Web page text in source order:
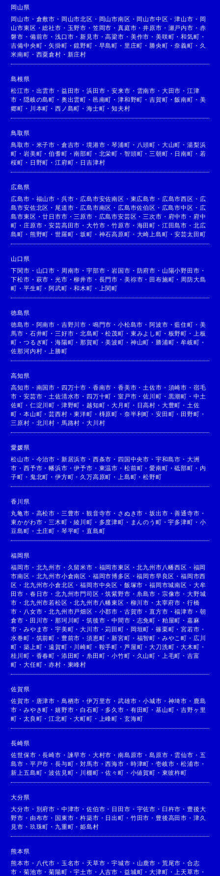
岡山県
岡山市 ・ 倉敷市 ・ 岡山市北区 ・ 岡山市南区 ・ 岡山市中区 ・津山市 ・ 岡
山市東区 ・総社市 ・ 玉野市 ・ 笠岡市 ・真庭市 ・井原市 ・ 瀬戸内市 ・ 赤
磐市 ・ 備前市 ・浅口市 ・新見市 ・高梁市 ・ 美作市 ・ 美咲町 ・和気町 ・
吉備中央町 ・矢掛町 ・鏡野町 ・ 早島町 ・ 里庄町 ・ 勝央町 ・奈義町 ・ 久
米南町 ・ 西粟倉村 ・ 新庄村
島根県
松江市 ・ 出雲市 ・ 益田市 ・浜田市 ・安来市 ・ 雲南市 ・ 大田市 ・ 江津
市 ・隠岐の島町 ・ 奥出雲町 ・ 邑南町 ・津和野町 ・吉賀町 ・飯南町 ・ 美
郷町 ・ 川本町 ・西ノ島町 ・海士町 ・知夫村
鳥取県
鳥取市 ・ 米子市 ・ 倉吉市 ・境港市 ・琴浦町 ・ 八頭町 ・ 大山町 ・ 湯梨浜
町 ・岩美町 ・伯耆町 ・南部町 ・ 北栄町 ・ 智頭町 ・ 三朝町 ・ 日南町 ・ 若
桜町 ・ 日野町 ・江府町 ・ 日吉津村
広島県
広島市 ・ 福山市 ・ 呉市 ・ 広島市安佐南区 ・ 東広島市 ・ 広島市西区 ・ 広
島市安佐北区 ・ 尾道市 ・ 広島市南区 ・ 広島市佐伯区 ・ 広島市中区 ・ 広
島市東区 ・廿日市市 ・ 三原市 ・ 広島市安芸区 ・ 三次市 ・ 府中市 ・ 府中
町 ・ 庄原市 ・安芸高田市 ・大竹市 ・竹原市 ・ 海田町 ・ 江田島市 ・ 北広
島町 ・ 熊野町 ・世羅町 ・坂町 ・ 神石高原町 ・ 大崎上島町 ・安芸太田町
山口県
下関市 ・ 山口市 ・ 周南市 ・宇部市 ・岩国市 ・ 防府市 ・ 山陽小野田市 ・
下松市 ・ 萩市 ・光市 ・柳井市 ・ 長門市 ・ 美祢市 ・ 田布施町 ・ 周防大島
町 ・平生町 ・阿武町 ・和木町 ・ 上関町
徳島県
徳島市 ・ 阿南市 ・ 吉野川市 ・ 鳴門市 ・小松島市 ・阿波市 ・藍住町 ・ 美
馬市 ・ 石井町 ・ 三好市 ・北島町 ・松茂町 ・ 東みよし町 ・ 板野町 ・
上板
町 ・つるぎ町 ・海陽町 ・那賀町 ・美波町 ・ 神山町 ・ 勝浦町 ・牟岐町 ・
佐那河内村 ・ 上勝町
高知県
高知市 ・ 南国市 ・ 四万十市 ・ 香南市 ・香美市 ・ 土佐市 ・ 須崎市 ・ 宿毛
市 ・安芸市 ・ 土佐清水市 ・ 四万十町 ・室戸市 ・佐川町 ・ 黒潮町 ・ 中土
佐町 ・ 仁淀川町 ・ 津野町 ・ 越知町 ・大月町 ・ 日高村 ・ 大豊町 ・ 土佐
町 ・本山町 ・芸西村 ・東洋町 ・ 梼原町 ・ 奈半利町 ・ 安田町 ・ 田野町 ・
三原村 ・ 北川村 ・ 馬路村 ・大川村
愛媛県
松山市 ・ 今治市 ・ 新居浜市 ・ 西条市 ・ 四国中央市 ・ 宇和島市 ・ 大洲
市 ・西予市 ・幡浜市 ・伊予市 ・ 東温市 ・ 松前町 ・愛南町 ・砥部町 ・ 内
子町 ・ 鬼北町 ・伊方町 ・ 久万高原町 ・ 上島町 ・松野町
香川県
丸亀市 ・ 高松市 ・ 三豊市 ・観音寺市 ・ さぬき市 ・坂出市 ・善通寺市 ・
東かがわ市 ・ 三木町 ・綾川町 ・ 多度津町 ・ まんのう町 ・宇多津町 ・ 小
豆島町 ・ 土庄町 ・ 琴平町 ・直島町
福岡県
福岡市 ・ 北九州市 ・ 久留米市 ・ 福岡市東区 ・北九州市八幡西区 ・ 福岡
市南区 ・ 北九州市小倉南区 ・ 福岡市博多区 ・福岡市早良区 ・福岡市西
区 ・北九州市小倉北区 ・福岡市中央区 ・ 飯塚市 ・福岡市城南区 ・ 大牟
田市 ・ 春日市 ・北九州市門司区 ・筑紫野市 ・ 糸島市 ・ 宗像市 ・ 大野城
市 ・北九州市若松区 ・北九州市八幡東区 ・ 柳川市 ・ 太宰府市 ・ 行橋
市 ・ 八女市 ・北九州市戸畑区 ・ 小郡市 ・ 古賀市 ・直方市 ・福津市 ・ 朝
倉市 ・ 田川市 ・那珂川町 ・筑後市 ・中間市 ・ 志免町 ・ 粕屋町 ・ 嘉麻
市 ・みやま市 ・宇美町 ・大川市 ・苅田町 ・ 岡垣町 ・ 篠栗町 ・宮若市 ・
水巻町 ・ 筑前町 ・ 豊前市 ・須恵町 ・新宮町 ・ 福智町 ・ みやこ町 ・ 広川
町 ・築上町 ・遠賀町 ・ 川崎町 ・ 鞍手町 ・ 芦屋町 ・大刀洗町 ・大木町 ・
桂川町 ・ 香春町 ・ 添田町 ・ 糸田町 ・小竹町 ・ 久山町 ・ 上毛町 ・ 吉富
町 ・大任町 ・赤村 ・ 東峰村
佐賀県
佐賀市 ・ 唐津市 ・ 鳥栖市 ・伊万里市 ・武雄市 ・小城市 ・ 神埼市 ・ 鹿島
市 ・みやき町 ・嬉野市 ・ 白石町 ・ 多久市 ・ 有田町 ・ 基山町 ・吉野ヶ里
町 ・太良町 ・江北町 ・大町町 ・ 上峰町 ・ 玄海町
長崎県
佐世保市 ・長崎市 ・ 諫早市 ・ 大村市 ・南島原市 ・島原市 ・ 雲仙市 ・ 五
島市 ・ 平戸市 ・長与町 ・対馬市 ・西海市 ・ 時津町 ・ 壱岐市 ・松浦市 ・
新上五島町 ・波佐見町 ・ 川棚町 ・佐々町 ・ 小値賀町 ・ 東彼杵町
大分県
大分市 ・ 別府市 ・ 中津市 ・佐伯市 ・ 日田市 ・ 宇佐市 ・ 臼杵市 ・ 豊後大
野市 ・ 由布市 ・ 国東市 ・杵築市 ・ 日出町 ・ 竹田市 ・ 豊後高田市 ・ 津久
見市 ・ 玖珠町 ・ 九重町 ・姫島村
熊本県
熊本市 ・ 八代市 ・ 玉名市 ・ 天草市 ・宇城市 ・ 山鹿市 ・ 荒尾市 ・ 合志
市 ・菊池市 ・菊陽町 ・宇土市 ・ 人吉市 ・ 益城町 ・大津町 ・ 上天草市 ・